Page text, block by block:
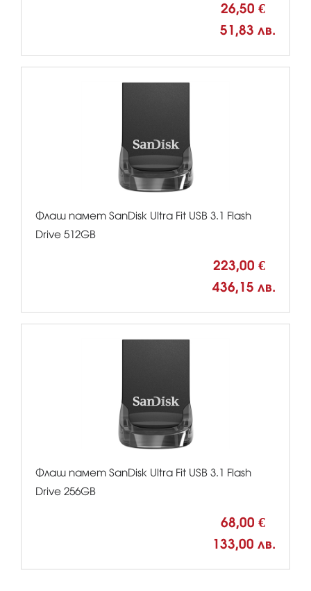
26,50 €
51,83 лв.
Флаш памет SanDisk Ultra Fit USB 3.1 Flash
Drive 512GB
223,00 €
436,15 лв.
Флаш памет SanDisk Ultra Fit USB 3.1 Flash
Drive 256GB
68,00 €
133,00 лв.